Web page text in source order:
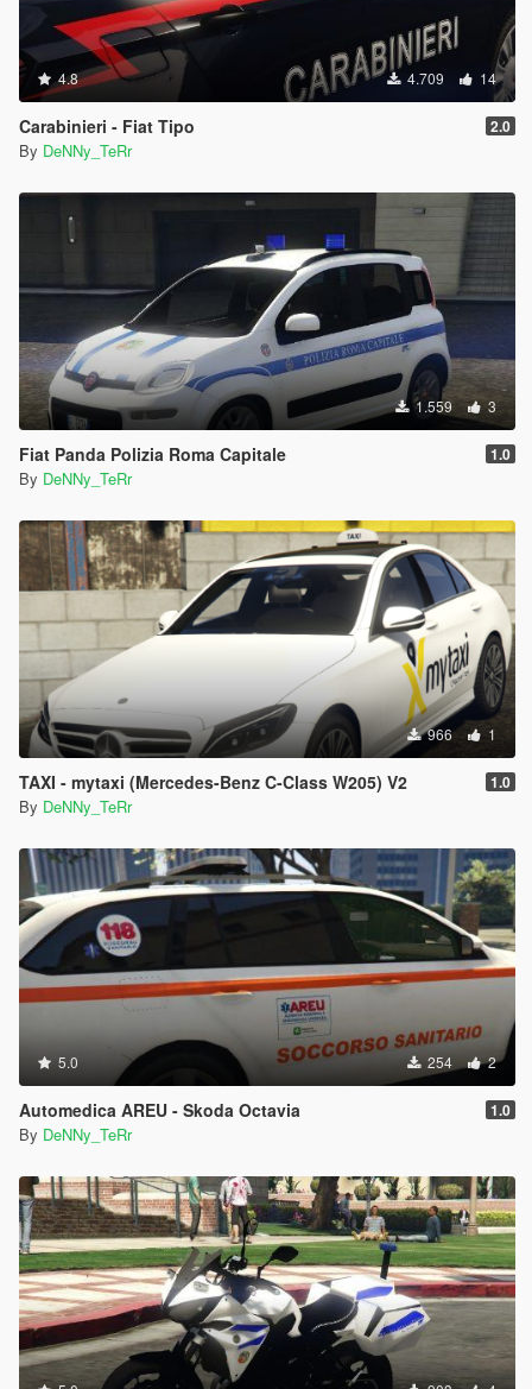
4.8 4.709 14
Carabinieri - Fiat Tipo 2.0
By DeNNy_TeRr
1.559 3
Fiat Panda Polizia Roma Capitale 1.0
By DeNNy_TeRr
966 1
TAXI - mytaxi (Mercedes-Benz C-Class W205) V2 1.0
By DeNNy_TeRr
5.0 254 2
Automedica AREU - Skoda Octavia 1.0
By DeNNy_TeRr